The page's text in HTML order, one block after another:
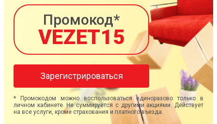
Промокод*
VEZET15
Зарегистрироваться
* Промокодом можно воспользоваться единоразово только в
личном кабинете. Не суммируется с другими акциями. Действует
на все услуги, кроме страхования и платного въезда.